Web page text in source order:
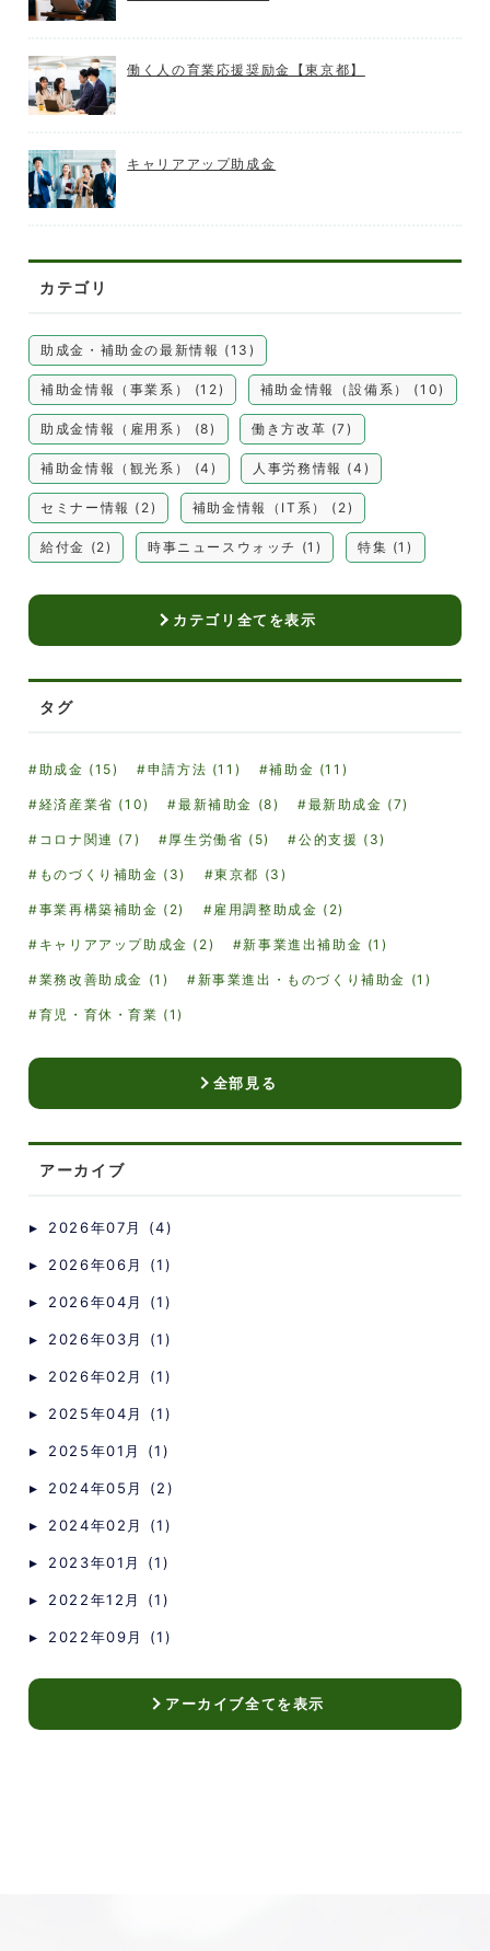
働く人の育業応援奨励金【東京都】
キャリアアップ助成金
カテゴリ
助成金・補助金の最新情報 (13)
補助金情報（事業系） (12) 補助金情報（設備系） (10)
助成金情報（雇用系） (8) 働き方改革 (7)
補助金情報（観光系） (4) 人事労務情報 (4)
セミナー情報 (2) 補助金情報（IT系） (2)
給付金 (2) 時事ニュースウォッチ (1) 特集 (1)
カテゴリ全てを表示
タグ
助成金 (15) 申請方法 (11) 補助金 (11)
経済産業省 (10) 最新補助金 (8) 最新助成金 (7)
コロナ関連 (7) 厚生労働省 (5) 公的支援 (3)
ものづくり補助金 (3) 東京都 (3)
事業再構築補助金 (2) 雇用調整助成金 (2)
キャリアアップ助成金 (2) 新事業進出補助金 (1)
業務改善助成金 (1) 新事業進出・ものづくり補助金 (1)
育児・育休・育業 (1)
全部見る
アーカイブ
2026年07月 (4)
2026年06月 (1)
2026年04月 (1)
2026年03月 (1)
2026年02月 (1)
2025年04月 (1)
2025年01月 (1)
2024年05月 (2)
2024年02月 (1)
2023年01月 (1)
2022年12月 (1)
2022年09月 (1)
アーカイブ全てを表示